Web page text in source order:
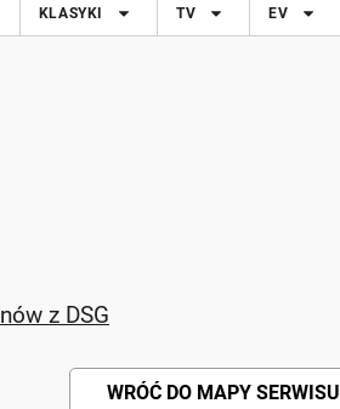
KLASYKI TV EV
z DSG
WRÓĆ DO MAPY SERWISU